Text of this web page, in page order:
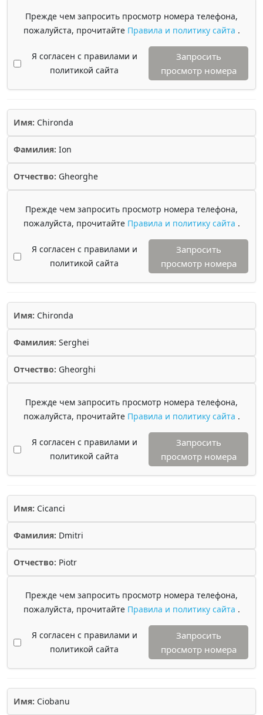
Прежде чем запросить просмотр номера телефона,
пожалуйста, прочитайте Правила и политику сайта .
Я согласен с правилами и
политикой сайта
Запросить
просмотр номера
Имя: Chironda
Фамилия: Ion
Отчество: Gheorghe
Прежде чем запросить просмотр номера телефона,
пожалуйста, прочитайте Правила и политику сайта .
Я согласен с правилами и
политикой сайта
Запросить
просмотр номера
Имя: Chironda
Фамилия: Serghei
Отчество: Gheorghi
Прежде чем запросить просмотр номера телефона,
пожалуйста, прочитайте Правила и политику сайта .
Я согласен с правилами и
политикой сайта
Запросить
просмотр номера
Имя: Cicanci
Фамилия: Dmitri
Отчество: Piotr
Прежде чем запросить просмотр номера телефона,
пожалуйста, прочитайте Правила и политику сайта .
Я согласен с правилами и
политикой сайта
Запросить
просмотр номера
Имя: Ciobanu